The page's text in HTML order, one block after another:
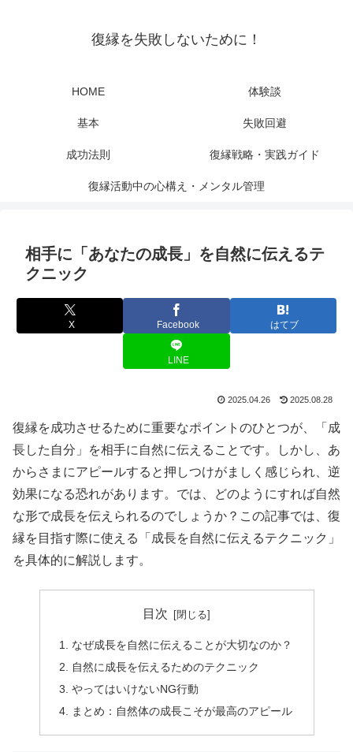
復縁を失敗しないために！
HOME 体験談
基本 失敗回避
成功法則 復縁戦略・実践ガイド
復縁活動中の心構え・メンタル管理
相手に「あなたの成長」を自然に伝えるテ
クニック
X Facebook はてブ
LINE
2025.04.26 2025.08.28
復縁を成功させるために重要なポイントのひとつが、「成
長した自分」を相手に自然に伝えることです。しかし、あ
からさまにアピールすると押しつけがましく感じられ、逆
効果になる恐れがあります。では、どのようにすれば自然
な形で成長を伝えられるのでしょうか？この記事では、復
縁を目指す際に使える「成長を自然に伝えるテクニック」
を具体的に解説します。
目次
なぜ成長を自然に伝えることが大切なのか？
自然に成長を伝えるためのテクニック
やってはいけないNG行動
まとめ：自然体の成長こそが最高のアピール